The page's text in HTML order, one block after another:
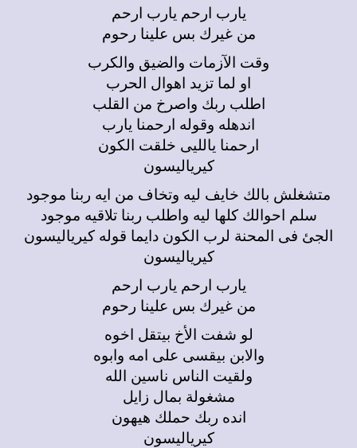
يارب ارحم يارب ارحم
من غيرك بس علينا رحوم
وقت الآزمات والضيق والكرب
او لما تزيد اهوال الحرب
اطلب ربك واصرخ من القلب
اندهله وقوله ارحمنا يارب
ارحمنا يالليى خلقت الكون
كيرياليسون
متشغلش بالك خايف ليه وتخاف من ايه ربنا موجود
سلم احوالك كلها ليه واطلب ربنا تلاقيه موجود
الجئ فى المحنة لرب الكون دايما قوله كيرياليسون
كيرياليسون
يارب ارحم يارب ارحم
من غيرك بس علينا رحوم
لو شفت الأخ بيتقل اخوه
والابن بيقسى على امه وابوه
ولقيت الناس ناسين الله
مشغولة بمال زايل
انده ربك حملك هيهون
كيرياليسون